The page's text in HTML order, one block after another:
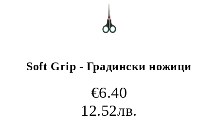
Soft Grip - Градински ножици
€6.40
12.52лв.